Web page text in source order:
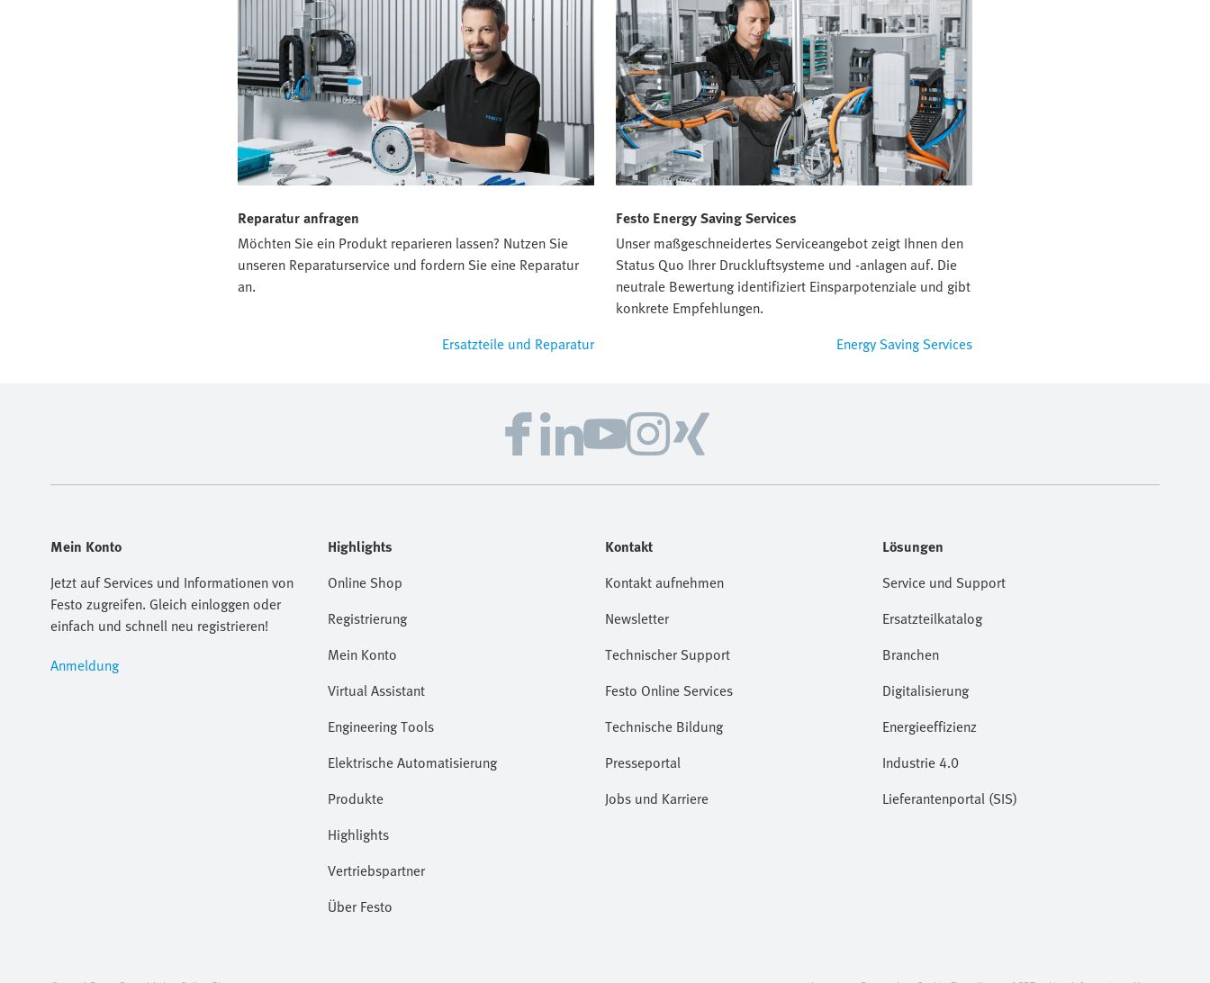
Reparatur anfragen
Möchten Sie ein Produkt reparieren lassen? Nutzen Sie
unseren Reparaturservice und fordern Sie eine Reparatur
an.
Ersatzteile und Reparatur
Festo Energy Saving Services
Unser maßgeschneidertes Serviceangebot zeigt Ihnen den
Status Quo Ihrer Druckluftsysteme und -anlagen auf. Die
neutrale Bewertung identifiziert Einsparpotenziale und gibt
konkrete Empfehlungen.
Energy Saving Services
Mein Konto
Jetzt auf Services und Informationen von
Festo zugreifen. Gleich einloggen oder
einfach und schnell neu registrieren!
Anmeldung
Highlights
Online Shop
Registrierung
Mein Konto
Virtual Assistant
Engineering Tools
Elektrische Automatisierung
Produkte
Highlights
Vertriebspartner
Über Festo
Kontakt
Kontakt aufnehmen
Newsletter
Technischer Support
Festo Online Services
Technische Bildung
Presseportal
Jobs und Karriere
Lösungen
Service und Support
Ersatzteilkatalog
Branchen
Digitalisierung
Energieeffizienz
Industrie 4.0
Lieferantenportal (SIS)